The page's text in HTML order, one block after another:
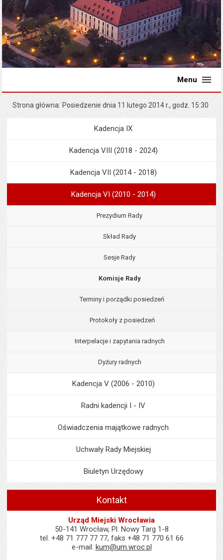
Menu
Strona główna Posiedzenie dnia 11 lutego 2014 r., godz. 15:30
Menu
Kadencja IX
Kadencja VIII (2018 - 2024)
Kadencja VII (2014 - 2018)
Kadencja VI (2010 - 2014)
Prezydium Rady
Skład Rady
Sesje Rady
Komisje Rady
Terminy i porządki posiedzeń
Protokoły z posiedzeń
Interpelacje i zapytania radnych
Dyżury radnych
Kadencja V (2006 - 2010)
Radni kadencji I - IV
Oświadczenia majątkowe radnych
Uchwały Rady Miejskiej
Biuletyn Urzędowy
Kontakt
Urząd Miejski Wrocławia
50-141 Wrocław, Pl. Nowy Targ 1-8
tel. +48 71 777 77 77, faks +48 71 770 61 66
e-mail: kum@um.wroc.pl